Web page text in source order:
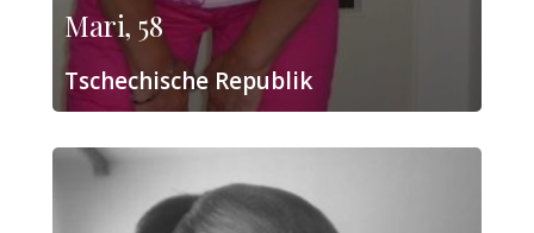
Mari, 58
Tschechische Republik